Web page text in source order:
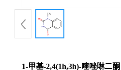
1-甲基-2,4(1h,3h)-喹唑啉二酮